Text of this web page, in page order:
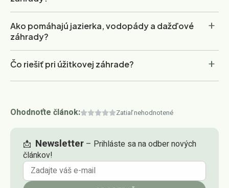
Ako pomáhajú jazierka, vodopády a dažďové
záhrady?
+
Čo riešiť pri úžitkovej záhrade? +
Ohodnoťte článok: Zatiaľ nehodnotené
📩 Newsletter – Prihláste sa na odber nových
článkov!